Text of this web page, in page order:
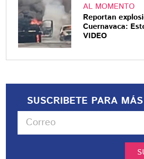
AL MOMENTO
Reportan
Cuernavaca:
VIDEO
SUSCRIBETE PARA